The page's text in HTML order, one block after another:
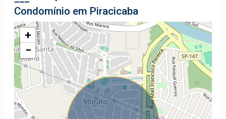
Condomínio em Piracicaba
+
−